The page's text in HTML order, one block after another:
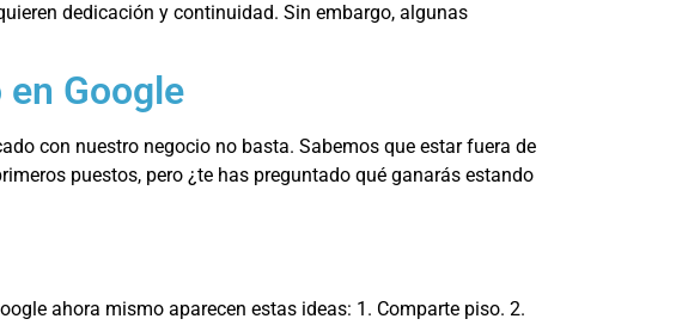
dedicación y continuidad. Sin embargo, algunas
Google
con nuestro negocio no basta. Sabemos que estar fuera de
puestos, pero ¿te has preguntado qué ganarás estando
ahora mismo aparecen estas ideas: 1. Comparte piso. 2.